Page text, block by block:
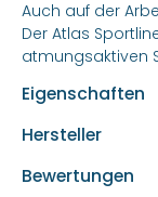
Auch auf der
Der Atlas
atmungsaktiven
Eigenschaften
Hersteller
Bewertungen